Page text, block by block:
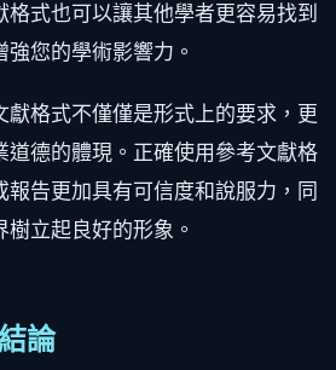
格式也可以讓其他學者更容易找到
您的學術影響力。
獻格式不僅僅是形式上的要求，更
道德的體現。正確使用參考文獻格
報告更加具有可信度和說服力，同
立起良好的形象。
論